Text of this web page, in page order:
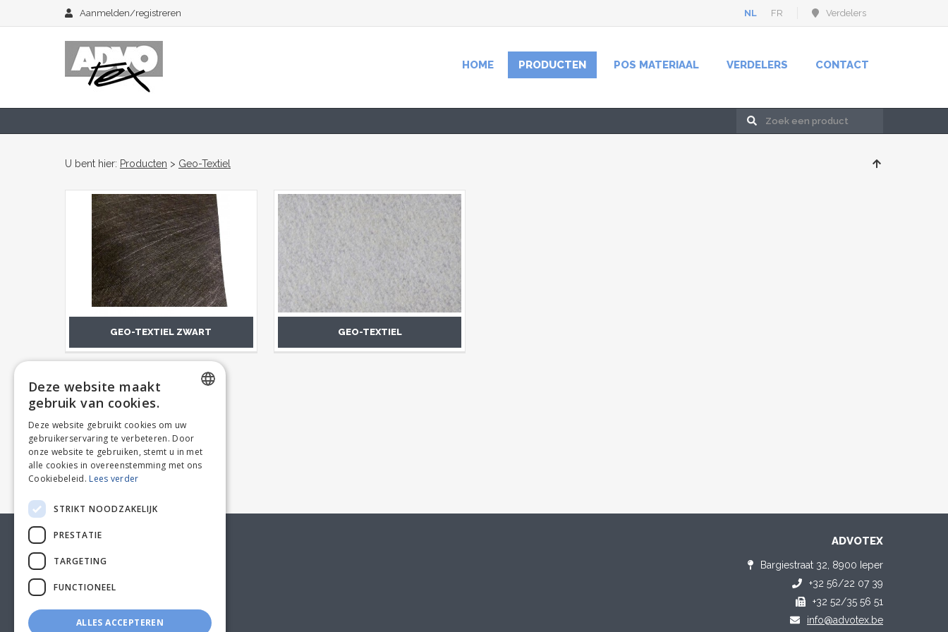
Aanmelden/registreren Verdelers
NL FR
HOME PRODUCTEN POS MATERIAAL VERDELERS CONTACT
U bent hier: Producten > Geo-Textiel
GEO-TEXTIEL ZWART GEO-TEXTIEL
KLANTENSERVICE ADVOTEX
Bargiestraat 32, 8900 Ieper
+32 56/22 07 39
+32 52/35 56 51
info@advotex.be
FRENCH
Deze website maakt
gebruik van cookies.
Deze website gebruikt cookies om uw
gebruikerservaring te verbeteren. Door
onze website te gebruiken, stemt u in met
alle cookies in overeenstemming met ons
Cookiebeleid. Lees verder
STRIKT NOODZAKELIJK
PRESTATIE
TARGETING
FUNCTIONEEL
ALLES ACCEPTEREN